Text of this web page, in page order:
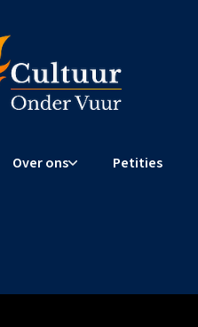
Over ons Petities